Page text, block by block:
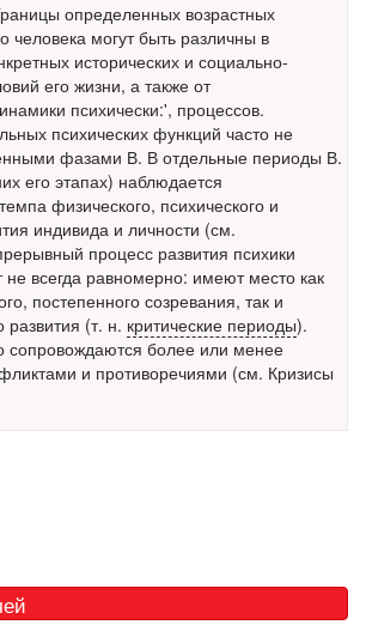
определенных возрастных
человека могут быть различны в
исторических и социально-
его жизни, а также от
психически:', процессов.
психических функций часто не
фазами В. В отдельные периоды В.
его этапах) наблюдается
физического, психического и
индивида и личности (см.
процесс развития психики
не всегда равномерно: имеют место как
постепенного созревания, так и
развития (т. н. критические периоды).
сопровождаются более или менее
и противоречиями (см. Кризисы